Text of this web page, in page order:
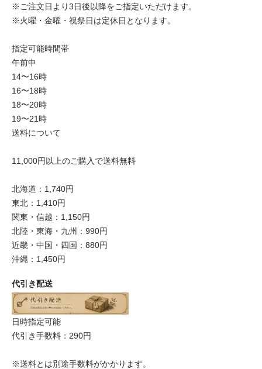
※ご注文日より3日後以降をご指定いただけます。
※火曜・金曜・祝祭日は定休日となります。
指定可能時間帯
午前中
14〜16時
16〜18時
18〜20時
19〜21時
送料について
11,000円以上のご購入で送料無料
北海道：1,740円
東北：1,410円
関東・信越：1,150円
北陸・東海・九州：990円
近畿・中国・四国：880円
沖縄：1,450円
代引き配送
日時指定可能
代引き手数料：290円
※送料とは別途手数料がかかります。